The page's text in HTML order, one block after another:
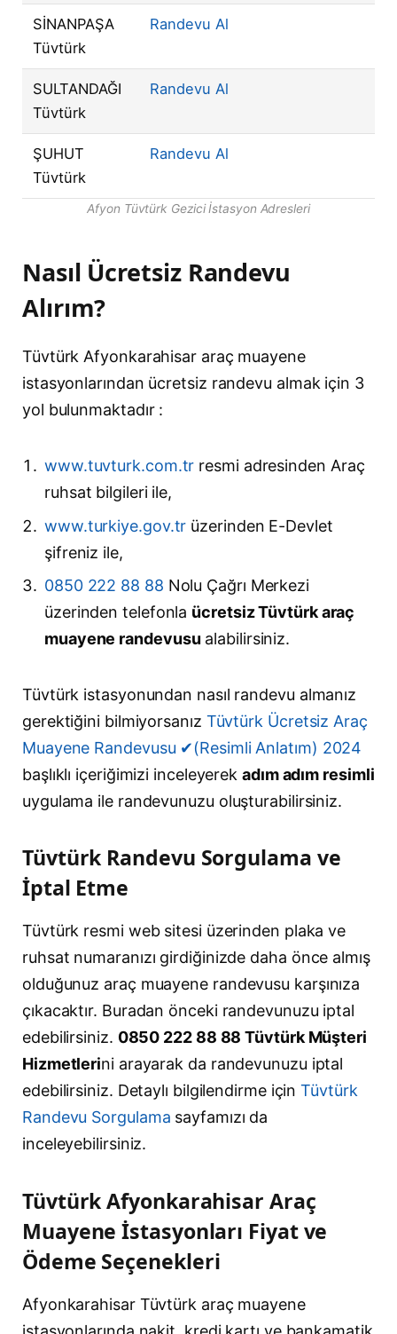
SİNANPAŞA
Tüvtürk
Randevu Al
SULTANDAĞI
Tüvtürk
Randevu Al
ŞUHUT
Tüvtürk
Randevu Al
Afyon Tüvtürk Gezici İstasyon Adresleri
Nasıl Ücretsiz Randevu
Alırım?
Tüvtürk Afyonkarahisar araç muayene
istasyonlarından ücretsiz randevu almak için 3
yol bulunmaktadır :
www.tuvturk.com.tr resmi adresinden Araç
ruhsat bilgileri ile,
www.turkiye.gov.tr üzerinden E-Devlet
şifreniz ile,
0850 222 88 88 Nolu Çağrı Merkezi
üzerinden telefonla ücretsiz Tüvtürk araç
muayene randevusu alabilirsiniz.
Tüvtürk istasyonundan nasıl randevu almanız
gerektiğini bilmiyorsanız Tüvtürk Ücretsiz Araç
Muayene Randevusu ✔(Resimli Anlatım) 2024
başlıklı içeriğimizi inceleyerekadım adım resimli
uygulama ile randevunuzu oluşturabilirsiniz.
Tüvtürk Randevu Sorgulama ve
İptal Etme
Tüvtürk resmi web sitesi üzerinden plaka ve
ruhsat numaranızı girdiğinizde daha önce almış
olduğunuz araç muayene randevusu karşınıza
çıkacaktır. Buradan önceki randevunuzu iptal
edebilirsiniz. 0850 222 88 88 Tüvtürk Müşteri
Hizmetlerini arayarak da randevunuzu iptal
edebilirsiniz. Detaylı bilgilendirme içinTüvtürk
Randevu Sorgulama sayfamızı da
inceleyebilirsiniz.
Tüvtürk Afyonkarahisar Araç
Muayene İstasyonları Fiyat ve
Ödeme Seçenekleri
Afyonkarahisar Tüvtürk araç muayene